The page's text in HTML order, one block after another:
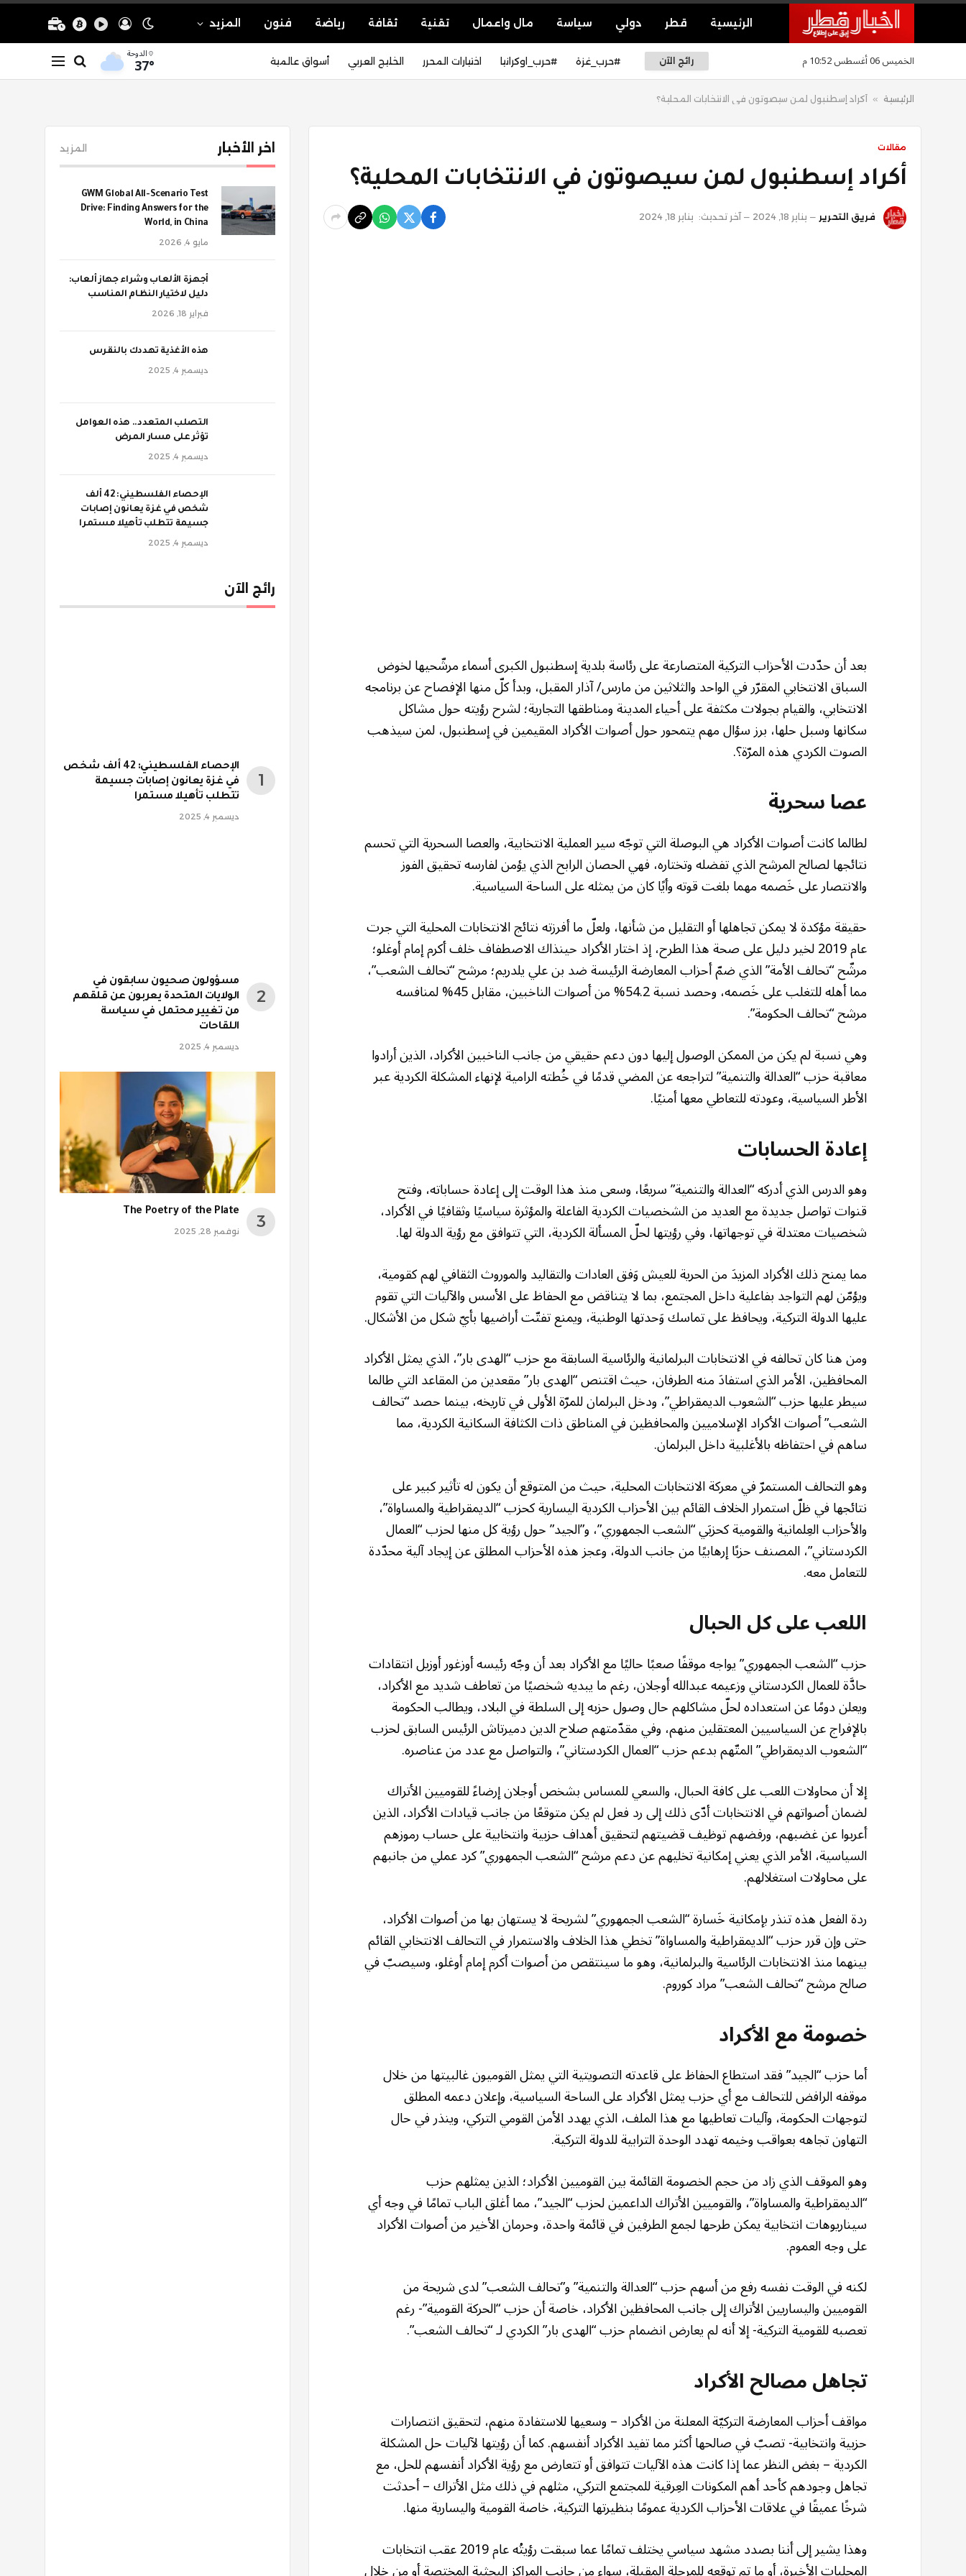
الرئيسية قطر دولي سياسة مال واعمال تقنية ثقافة رياضة فنون المزيد
الخميس 06 أغسطس 10:52 م رائج الآن #حرب_غزة #حرب_اوكرانيا اختيارات المحرر الخليج العربي أسواق عالمية الدوحة
37°
الرئيسية » أكراد إسطنبول لمن سيصوتون في الانتخابات المحلية؟
مقالات
أكراد إسطنبول لمن سيصوتون في الانتخابات المحلية؟
فريق التحرير يناير 18, 2024 آخر تحديث: يناير 18, 2024
بعد أن حدّدت الأحزاب التركية المتصارعة على رئاسة بلدية إسطنبول الكبرى أسماء مرشّحيها لخوض
السباق الانتخابي المقرّر في الواحد والثلاثين من مارس/ آذار المقبل، وبدأ كلّ منها الإفصاح عن برنامجه
الانتخابي، والقيام بجولات مكثفة على أحياء المدينة ومناطقها التجارية؛ لشرح رؤيته حول مشاكل
سكانها وسبل حلها، برز سؤال مهم يتمحور حول أصوات الأكراد المقيمين في إسطنبول، لمن سيذهب
الصوت الكردي هذه المرّة؟.
عصا سحرية
لطالما كانت أصوات الأكراد هي البوصلة التي توجّه سير العملية الانتخابية، والعصا السحرية التي تحسم
نتائجها لصالح المرشح الذي تفضله وتختاره، فهي الحصان الرابح الذي يؤمن لفارسه تحقيق الفوز
والانتصار على خَصمه مهما بلغت قوته وأيًا كان من يمثله على الساحة السياسية.
حقيقة مؤكدة لا يمكن تجاهلها أو التقليل من شأنها، ولعلّ ما أفرزته نتائج الانتخابات المحلية التي جرت
عام 2019 لخير دليل على صحة هذا الطرح، إذ اختار الأكراد حينذاك الاصطفاف خلف أكرم إمام أوغلو؛
مرشّح “تحالف الأمة” الذي ضمّ أحزاب المعارضة الرئيسة ضد بن علي يلدريم؛ مرشح “تحالف الشعب”،
مما أهله للتغلب على خَصمه، وحصد نسبة 54.2% من أصوات الناخبين، مقابل 45% لمنافسه
مرشح “تحالف الحكومة”.
وهي نسبة لم يكن من الممكن الوصول إليها دون دعم حقيقي من جانب الناخبين الأكراد، الذين أرادوا
معاقبة حزب “العدالة والتنمية” لتراجعه عن المضي قدمًا في خُطته الرامية لإنهاء المشكلة الكردية عبر
الأطر السياسية، وعودته للتعاطي معها أمنيًا.
إعادة الحسابات
وهو الدرس الذي أدركه “العدالة والتنمية” سريعًا، وسعى منذ هذا الوقت إلى إعادة حساباته، وفتح
قنوات تواصل جديدة مع العديد من الشخصيات الكردية الفاعلة والمؤثرة سياسيًا وثقافيًا في الأكراد،
شخصيات معتدلة في توجهاتها، وفي رؤيتها لحلّ المسألة الكردية، التي تتوافق مع رؤية الدولة لها.
مما يمنح ذلك الأكراد المزيدَ من الحرية للعيش وَفق العادات والتقاليد والموروث الثقافي لهم كقومية،
ويؤمّن لهم التواجد بفاعلية داخل المجتمع، بما لا يتناقض مع الحفاظ على الأسس والآليات التي تقوم
عليها الدولة التركية، ويحافظ على تماسك وَحدتها الوطنية، ويمنع تفتّت أراضيها بأيّ شكل من الأشكال.
ومن هنا كان تحالفه في الانتخابات البرلمانية والرئاسية السابقة مع حزب “الهدى بار”، الذي يمثل الأكراد
المحافظين، الأمر الذي استفادَ منه الطرفان، حيث اقتنص “الهدى بار” مقعدين من المقاعد التي طالما
سيطر عليها حزب “الشعوب الديمقراطي”، ودخل البرلمان للمرّة الأولى في تاريخه، بينما حصد “تحالف
الشعب” أصوات الأكراد الإسلاميين والمحافظين في المناطق ذات الكثافة السكانية الكردية، مما
ساهم في احتفاظه بالأغلبية داخل البرلمان.
وهو التحالف المستمرّ في معركة الانتخابات المحلية، حيث من المتوقع أن يكون له تأثير كبير على
نتائجها في ظلّ استمرار الخلاف القائم بين الأحزاب الكردية اليسارية كحزب “الديمقراطية والمساواة”،
والأحزاب العِلمانية والقومية كحزبَي “الشعب الجمهوري”، و”الجيد” حول رؤية كل منها لحزب “العمال
الكردستاني”، المصنف حزبًا إرهابيًا من جانب الدولة، وعجز هذه الأحزاب المطلق عن إيجاد آلية محدّدة
للتعامل معه.
اللعب على كل الحبال
حزب “الشعب الجمهوري” يواجه موقفًا صعبًا حاليًا مع الأكراد بعد أن وجّه رئيسه أوزغور أوزيل انتقادات
حادَّة للعمال الكردستاني وزعيمه عبدالله أوجلان، رغم ما يبديه شخصيًا من تعاطف شديد مع الأكراد،
ويعلن دومًا عن استعداده لحلّ مشاكلهم حال وصول حزبه إلى السلطة في البلاد، ويطالب الحكومة
بالإفراج عن السياسيين المعتقلين منهم، وفي مقدّمتهم صلاح الدين دميرتاش الرئيس السابق لحزب
“الشعوب الديمقراطي” المتّهم بدعم حزب “العمال الكردستاني”، والتواصل مع عدد من عناصره.
إلا أن محاولات اللعب على كافة الحبال، والسعي للمساس بشخص أوجلان إرضاءً للقوميين الأتراك
لضمان أصواتهم في الانتخابات أدّى ذلك إلى رد فعل لم يكن متوقعًا من جانب قيادات الأكراد، الذين
أعربوا عن غضبهم، ورفضهم توظيف قضيتهم لتحقيق أهداف حزبية وانتخابية على حساب رموزهم
السياسية، الأمر الذي يعني إمكانية تخليهم عن دعم مرشح “الشعب الجمهوري” كرد عملي من جانبهم
على محاولات استغلالهم.
ردة الفعل هذه تنذر بإمكانية خَسارة “الشعب الجمهوري” لشريحة لا يستهان بها من أصوات الأكراد،
حتى وإن قرر حزب “الديمقراطية والمساواة” تخطي هذا الخلاف والاستمرار في التحالف الانتخابي القائم
بينهما منذ الانتخابات الرئاسية والبرلمانية، وهو ما سينتقص من أصوات أكرم إمام أوغلو، وسيصبّ في
صالح مرشح “تحالف الشعب” مراد كوروم.
خصومة مع الأكراد
أما حزب “الجيد” فقد استطاع الحفاظ على قاعدته التصويتية التي يمثل القوميون غالبيتها من خلال
موقفه الرافض للتحالف مع أي حزب يمثل الأكراد على الساحة السياسية، وإعلان دعمه المطلق
لتوجهات الحكومة، وآليات تعاطيها مع هذا الملف، الذي يهدد الأمن القومي التركي، وينذر في حال
التهاون تجاهه بعواقب وخيمه تهدد الوحدة الترابية للدولة التركية.
وهو الموقف الذي زاد من حجم الخصومة القائمة بين القوميين الأكراد؛ الذين يمثلهم حزب
“الديمقراطية والمساواة”، والقوميين الأتراك الداعمين لحزب “الجيد”، مما أغلق الباب تمامًا في وجه أي
سيناريوهات انتخابية يمكن طرحها لجمع الطرفين في قائمة واحدة، وحرمان الأخير من أصوات الأكراد
على وجه العموم.
لكنه في الوقت نفسه رفع من أسهم حزب “العدالة والتنمية” و”تحالف الشعب” لدى شريحة من
القوميين واليساريين الأتراك إلى جانب المحافظين الأكراد، خاصة أن حزب “الحركة القومية”- رغم
تعصبه للقومية التركية- إلا أنه لم يعارض انضمام حزب “الهدى بار” الكردي لـ “تحالف الشعب”.
تجاهل مصالح الأكراد
مواقف أحزاب المعارضة التركيّة المعلنة من الأكراد – وسعيها للاستفادة منهم، لتحقيق انتصارات
حزبية وانتخابية- تصبّ في صالحها أكثر مما تفيد الأكراد أنفسهم. كما أن رؤيتها لآليات حل المشكلة
الكردية – بغض النظر عما إذا كانت هذه الآليات تتوافق أو تتعارض مع رؤية الأكراد أنفسهم للحل، مع
تجاهل وجودهم كأحد أهم المكونات العِرقية للمجتمع التركي، مثلهم في ذلك مثل الأتراك – أحدثت
شرخًا عميقًا في علاقات الأحزاب الكردية عمومًا بنظيرتها التركية، خاصة القومية واليسارية منها.
وهذا يشير إلى أننا بصدد مشهد سياسي يختلف تمامًا عما سبقت رؤيتُه عام 2019 عقب انتخابات
اخر الأخبار المزيد
GWM Global All-Scenario Test
Drive: Finding Answers for the
World, in China
مايو 4, 2026
أجهزة الألعاب وشراء جهاز ألعاب:
دليل لاختيار النظام المناسب
فبراير 18, 2026
‫هذه الأغذية تهددك بالنقرس
ديسمبر 4, 2025
‫التصلب المتعدد.. هذه العوامل
تؤثر على مسار المرض
ديسمبر 4, 2025
الإحصاء الفلسطيني: 42 ألف
شخص في غزة يعانون إصابات
جسيمة تتطلب تأهيلا مستمرا
ديسمبر 4, 2025
رائج الآن
الإحصاء الفلسطيني: 42 ألف شخص
في غزة يعانون إصابات جسيمة
تتطلب تأهيلا مستمرا
ديسمبر 4, 2025
مسؤولون صحيون سابقون في
الولايات المتحدة يعربون عن قلقهم
من تغيير محتمل في سياسة
اللقاحات
ديسمبر 4, 2025
The Poetry of the Plate
نوفمبر 28, 2025